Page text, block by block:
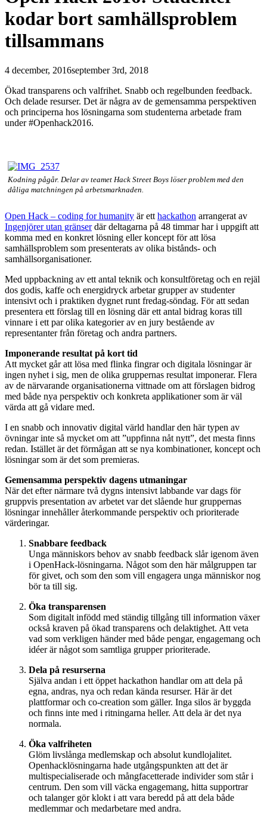
kodar bort samhällsproblem
tillsammans
4 december, 2016september 3rd, 2018
Ökad transparens och valfrihet. Snabb och regelbunden feedback.
Och delade resurser. Det är några av de gemensamma perspektiven
och principerna hos lösningarna som studenterna arbetade fram
under #Openhack2016.
Kodning pågår. Delar av teamet Hack Street Boys löser problem med den
dåliga matchningen på arbetsmarknaden.
Open Hack – coding for humanity är ett hackathon arrangerat av
Ingenjörer utan gränserdär deltagarna på 48 timmar har i uppgift att
komma med en konkret lösning eller koncept för att lösa
samhällsproblem som presenterats av olika bistånds- och
samhällsorganisationer.
Med uppbackning av ett antal teknik och konsultföretag och en rejäl
dos godis, kaffe och energidryck arbetar grupper av studenter
intensivt och i praktiken dygnet runt fredag-söndag. För att sedan
presentera ett förslag till en lösning där ett antal bidrag koras till
vinnare i ett par olika kategorier av en jury bestående av
representanter från företag och andra partners.
Imponerande resultat på kort tid
Att mycket går att lösa med flinka fingrar och digitala lösningar är
ingen nyhet i sig, men de olika gruppernas resultat imponerar. Flera
av de närvarande organisationerna vittnade om att förslagen bidrog
med både nya perspektiv och konkreta applikationer som är väl
värda att gå vidare med.
I en snabb och innovativ digital värld handlar den här typen av
övningar inte så mycket om att ”uppfinna nåt nytt”, det mesta finns
redan. Istället är det förmågan att se nya kombinationer, koncept och
lösningar som är det som premieras.
Gemensamma perspektiv dagens utmaningar
När det efter närmare två dygns intensivt labbande var dags för
gruppvis presentation av arbetet var det slående hur gruppernas
lösningar innehåller återkommande perspektiv och prioriterade
värderingar.
Snabbare feedback
Unga människors behov av snabb feedback slår igenom även
i OpenHack-lösningarna. Något som den här målgruppen tar
för givet, och som den som vill engagera unga människor nog
bör ta till sig.
Öka transparensen
Som digitalt infödd med ständig tillgång till information växer
också kraven på ökad transparens och delaktighet. Att veta
vad som verkligen händer med både pengar, engagemang och
idéer är något som samtliga grupper prioriterade.
Dela på resurserna
Själva andan i ett öppet hackathon handlar om att dela på
egna, andras, nya och redan kända resurser. Här är det
plattformar och co-creation som gäller. Inga silos är byggda
och finns inte med i ritningarna heller. Att dela är det nya
normala.
Öka valfriheten
Glöm livslånga medlemskap och absolut kundlojalitet.
Openhacklösningarna hade utgångspunkten att det är
multispecialiserade och mångfacetterade individer som står i
centrum. Den som vill väcka engagemang, hitta supportrar
och talanger gör klokt i att vara beredd på att dela både
medlemmar och medarbetare med andra.